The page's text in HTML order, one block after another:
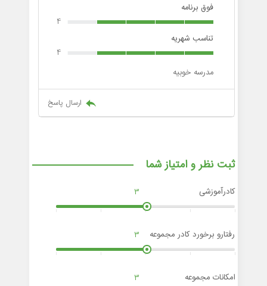
فوق برنامه
4
تناسب شهریه
4
مدرسه خوبیه
ارسال پاسخ
ثبت نظر و امتیاز شما
کادرآموزشی 3
رفتارو برخورد کادر مجموعه 3
امکانات مجموعه 3